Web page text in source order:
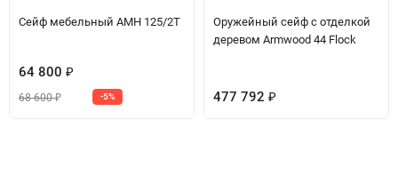
Сейф мебельный АМН 125/2Т
64 800 ₽
68 600₽ -5%
Оружейный сейф с отделкой
деревом Armwood 44 Flock
477 792 ₽